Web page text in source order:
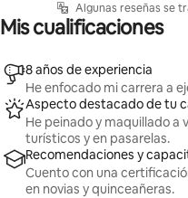
Algunas reseñas se
Mis cualificaciones
8 años de experiencia
He enfocado mi carrera a
Aspecto destacado de tu
He peinado y maquillado a
turísticos y en pasarelas.
Recomendaciones y
Cuento con una
en novias y quinceañeras.